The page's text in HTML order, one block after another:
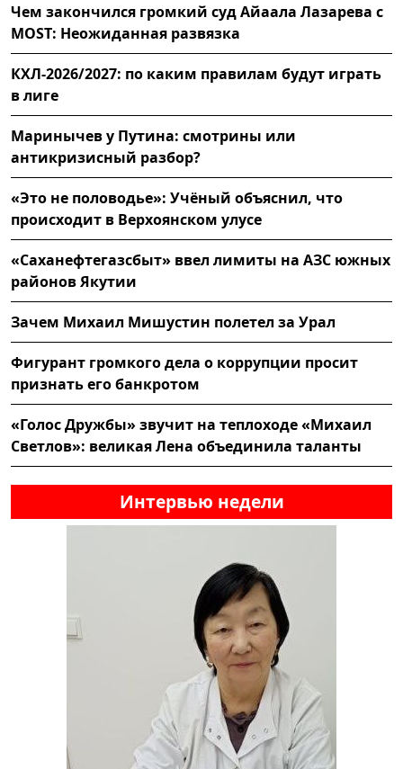
Чем закончился громкий суд Айаала Лазарева с
MOST: Неожиданная развязка
КХЛ-2026/2027: по каким правилам будут играть
в лиге
Маринычев у Путина: смотрины или
антикризисный разбор?
«Это не половодье»: Учёный объяснил, что
происходит в Верхоянском улусе
«Саханефтегазсбыт» ввел лимиты на АЗС южных
районов Якутии
Зачем Михаил Мишустин полетел за Урал
Фигурант громкого дела о коррупции просит
признать его банкротом
«Голос Дружбы» звучит на теплоходе «Михаил
Светлов»: великая Лена объединила таланты
Интервью недели